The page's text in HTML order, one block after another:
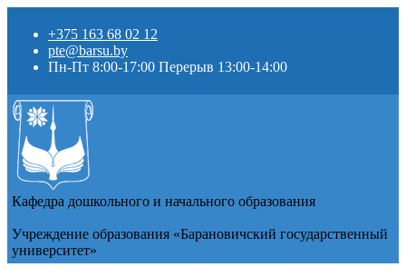
+375 163 68 02 12
pte@barsu.by
Пн-Пт 8:00-17:00 Перерыв 13:00-14:00
Кафедра дошкольного и начального образования
Учреждение образования «Барановичский государственный
университет»